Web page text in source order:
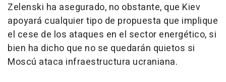
Zelenski ha asegurado, no obstante, que Kiev
apoyará cualquier tipo de propuesta que implique
el cese de los ataques en el sector energético, si
bien ha dicho que no se quedarán quietos si
Moscú ataca infraestructura ucraniana.